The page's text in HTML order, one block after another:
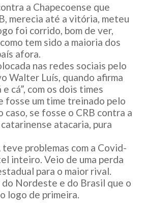
a Chapecoense que
merecia até a vitória, meteu
foi corrido, bom de ver,
tem sido a maioria dos
afora.
nas redes sociais pelo
Walter Luís, quando afirma
cá”, com os dois times
fosse um time treinado pelo
caso, se fosse o CRB contra a
atacaria, pura
teve problemas com a Covid-
inteiro. Veio de uma perda
para o maior rival.
Nordeste e do Brasil que o
logo de primeira.